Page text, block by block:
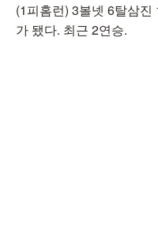
(1피홈런) 3볼넷 6탈삼
가 됐다. 최근 2연승.